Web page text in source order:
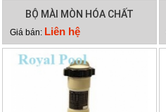
BỘ MÀI MÒN HÓA CHẤT
EMAUX CLL-75
Giá bán: Liên hệ